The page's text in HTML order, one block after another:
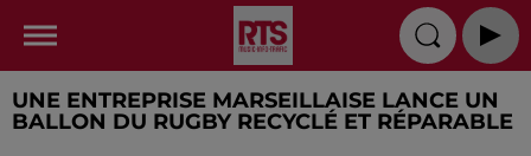
UNE ENTREPRISE MARSEILLAISE LANCE UN
BALLON DU RUGBY RECYCLÉ ET RÉPARABLE